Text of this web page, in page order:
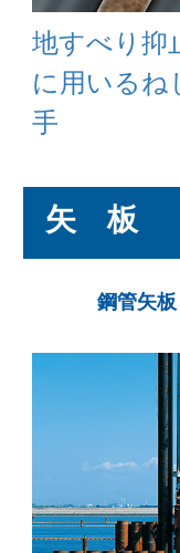
地すべり抑
に用いるね
手
矢 板
鋼管矢板